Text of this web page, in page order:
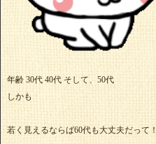
年齢 30代 40代 そして、50代
しかも
若く見えるならば60代も大丈夫だって！